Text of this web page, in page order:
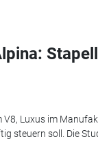
V8, Luxus im
steuern soll. Die